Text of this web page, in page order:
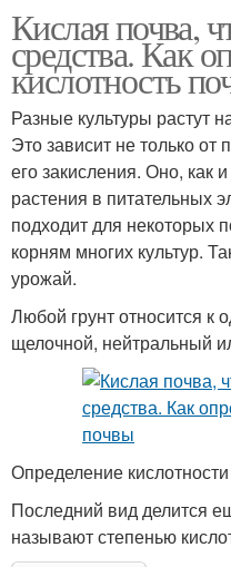
Кислая почва,
средства. Как
кислотность
Разные культуры растут
Это зависит не только от
его закисления. Оно, как
растения в питательных
подходит для некоторых
корням многих культур.
урожай.
Любой грунт относится к
щелочной, нейтральный
Определение
Последний вид делится
называют степенью